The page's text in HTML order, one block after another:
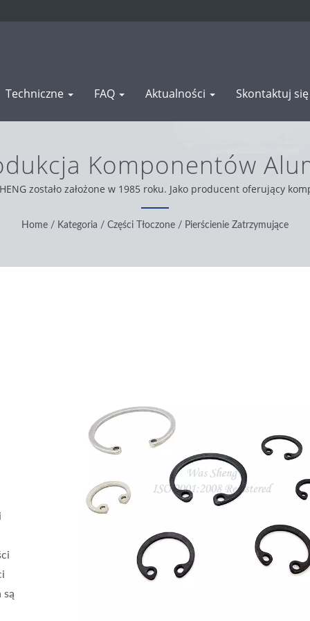
Techniczne FAQ Aktualności Skontaktuj
Komponentów
| WAS
zostało założone w 1985 roku. Jako producent oferujący
zgodnie z zasadami uczciwości, pragmatyzmu i
najlepszą obsługę i produkty.
Home / Kategoria / Części Tłoczone / Pierścienie Zatrzymujące
są